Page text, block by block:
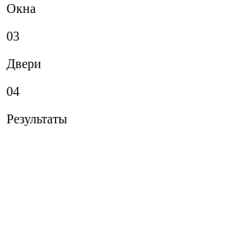
Окна
03
Двери
04
Результаты